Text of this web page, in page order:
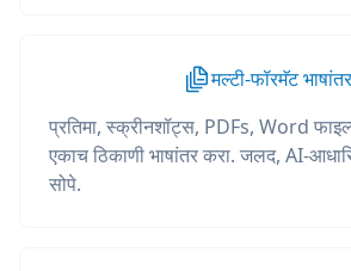
मल्टी-फॉरमॅट भाषांतर
प्रतिमा, स्क्रीनशॉट्स, PDFs, Word
एकाच ठिकाणी भाषांतर करा. जलद, AI-
सोपे.